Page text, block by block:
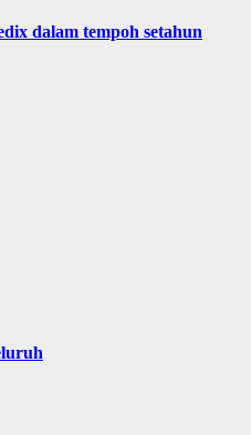
dalam tempoh setahun